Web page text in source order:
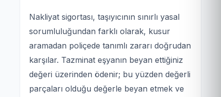
Nakliyat sigortası, taşıyıcının sınırlı yasal
sorumluluğundan farklı olarak, kusur
aramadan poliçede tanımlı zararı doğrudan
karşılar. Tazminat eşyanın beyan ettiğiniz
değeri üzerinden ödenir; bu yüzden değerli
parçaları olduğu değerle beyan etmek ve